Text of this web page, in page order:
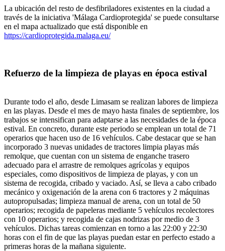
La ubicación del resto de desfibriladores existentes en la ciudad a
través de la iniciativa 'Málaga Cardioprotegida' se puede consultarse
en el mapa actualizado que está disponible en
https://cardioprotegida.malaga.eu/
Refuerzo de la limpieza de playas en época estival
Durante todo el año, desde Limasam se realizan labores de limpieza
en las playas. Desde el mes de mayo hasta finales de septiembre, los
trabajos se intensifican para adaptarse a las necesidades de la época
estival. En concreto, durante este periodo se emplean un total de 71
operarios que hacen uso de 16 vehículos. Cabe destacar que se han
incorporado 3 nuevas unidades de tractores limpia playas más
remolque, que cuentan con un sistema de enganche trasero
adecuado para el arrastre de remolques agrícolas y equipos
especiales, como dispositivos de limpieza de playas, y con un
sistema de recogida, cribado y vaciado. Así, se lleva a cabo cribado
mecánico y oxigenación de la arena con 6 tractores y 2 máquinas
autopropulsadas; limpieza manual de arena, con un total de 50
operarios; recogida de papeleras mediante 5 vehículos recolectores
con 10 operarios; y recogida de cajas nodrizas por medio de 3
vehículos. Dichas tareas comienzan en torno a las 22:00 y 22:30
horas con el fin de que las playas puedan estar en perfecto estado a
primeras horas de la mañana siguiente.